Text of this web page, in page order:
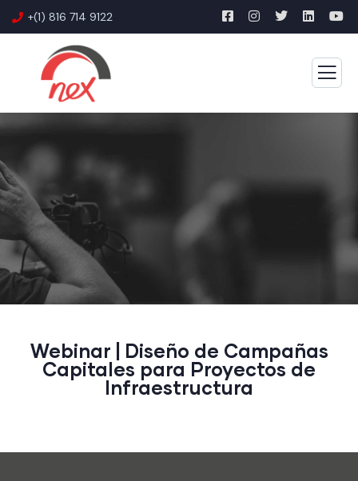
+(1) 816 714 9122
Webinar | Diseño de Campañas
Capitales para Proyectos de
Infraestructura